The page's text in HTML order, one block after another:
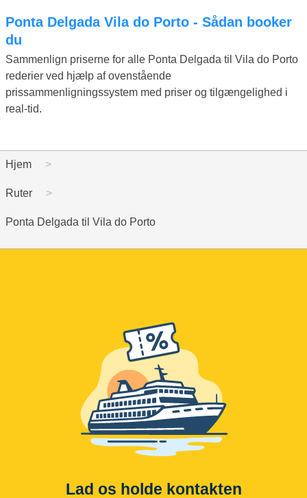
Ponta Delgada Vila do Porto - Sådan booker
du
Sammenlign priserne for alle Ponta Delgada til Vila do Porto
rederier ved hjælp af ovenstående
prissammenligningssystem med priser og tilgængelighed i
real-tid.
Hjem
Ruter
Ponta Delgada til Vila do Porto
Lad os holde kontakten